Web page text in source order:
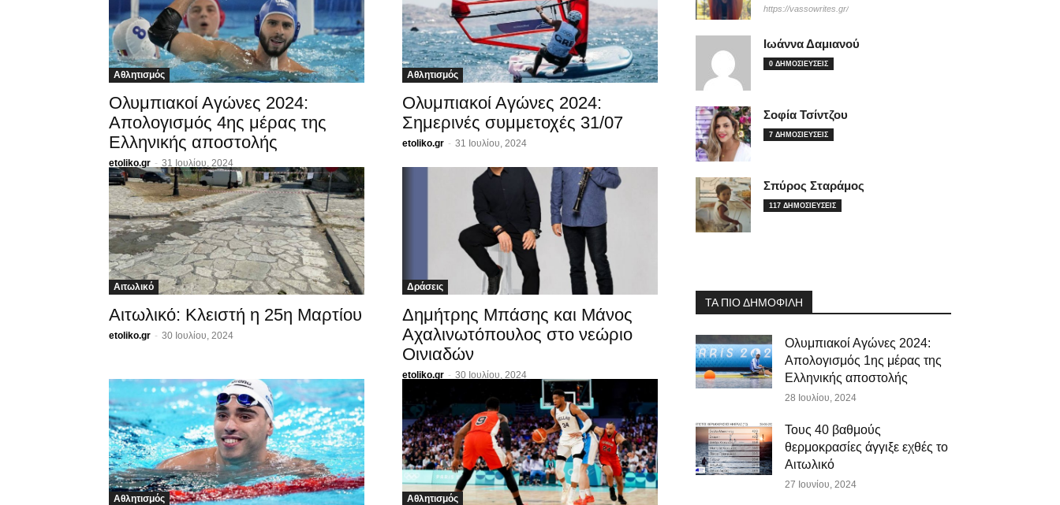
Αθλητισμός
Ολυμπιακοί Αγώνες 2024:
Απολογισμός 4ης μέρας της
Ελληνικής αποστολής
etoliko.gr - 31 Ιουλίου, 2024
Αθλητισμός
Ολυμπιακοί Αγώνες 2024:
Σημερινές συμμετοχές 31/07
etoliko.gr - 31 Ιουλίου, 2024
Αιτωλικό
Αιτωλικό: Κλειστή η 25η Μαρτίου
etoliko.gr - 30 Ιουλίου, 2024
Δράσεις
Δημήτρης Μπάσης και Μάνος
Αχαλινωτόπουλος στο νεώριο
Οινιαδών
etoliko.gr - 30 Ιουλίου, 2024
Αθλητισμός Αθλητισμός
https://vassowrites.gr/
Ιωάννα Δαμιανού
0 ΔΗΜΟΣΙΕΥΣΕΙΣ
Σοφία Τσίντζου
7 ΔΗΜΟΣΙΕΥΣΕΙΣ
Σπύρος Σταράμος
117 ΔΗΜΟΣΙΕΥΣΕΙΣ
ΤΑ ΠΙΟ ΔΗΜΟΦΙΛΗ
Ολυμπιακοί Αγώνες 2024:
Απολογισμός 1ης μέρας της
Ελληνικής αποστολής
28 Ιουλίου, 2024
Τους 40 βαθμούς
θερμοκρασίες άγγιξε εχθές το
Αιτωλικό
27 Ιουνίου, 2024